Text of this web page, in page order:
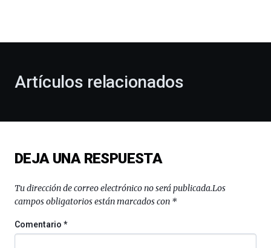
celebración
novena
Bilbo
(BZP),
un
que
Artículos relacionados
DEJA UNA RESPUESTA
Tu dirección de correo electrónico no será publicada.Los
campos obligatorios están marcados con *
Comentario*